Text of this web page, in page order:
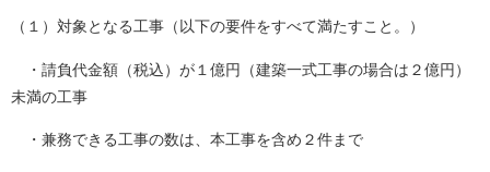
（１）対象となる工事（以下の要件をすべて満たすこと。）
・請負代金額（税込）が１億円（建築一式工事の場合は２億円）
未満の工事
・兼務できる工事の数は、本工事を含め２件まで